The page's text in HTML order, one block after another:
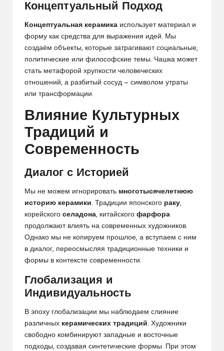
Концептуальный Подход
Концептуальная керамика использует материал и
форму как средства для выражения идей. Мы
создаём объекты, которые затрагивают социальные,
политические или философские темы. Чашка может
стать метафорой хрупкости человеческих
отношений, а разбитый сосуд — символом утраты
или трансформации.
Влияние Культурных
Традиций и
Современность
Диалог с Историей
Мы не можем игнорировать многотысячелетнюю
историю керамики. Традиции японского раку,
корейского селадона, китайского фарфора
продолжают влиять на современных художников.
Однако мы не копируем прошлое, а вступаем с ним
в диалог, переосмысляя традиционные техники и
формы в контексте современности.
Глобализация и
Индивидуальность
В эпоху глобализации мы наблюдаем слияние
различных керамических традиций. Художники
свободно комбинируют западные и восточные
подходы, создавая синтетические формы. При этом